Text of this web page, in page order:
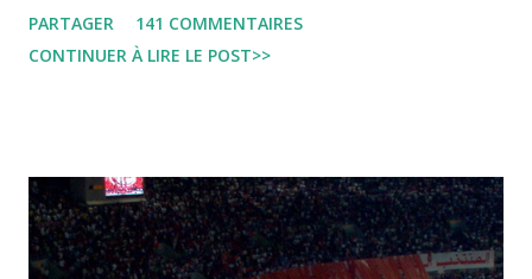
Leila fi amarikia Little Sarah American girl Massir mots a
dire Mouch ex Mazzika Tun...
PARTAGER
141 COMMENTAIRES
CONTINUER À LIRE LE POST>>